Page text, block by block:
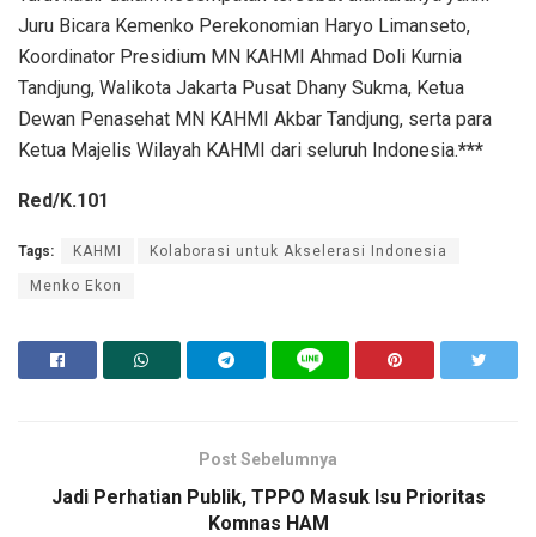
Juru Bicara Kemenko Perekonomian Haryo Limanseto,
Koordinator Presidium MN KAHMI Ahmad Doli Kurnia
Tandjung, Walikota Jakarta Pusat Dhany Sukma, Ketua
Dewan Penasehat MN KAHMI Akbar Tandjung, serta para
Ketua Majelis Wilayah KAHMI dari seluruh Indonesia.***
Red/K.101
Tags: KAHMI Kolaborasi untuk Akselerasi Indonesia
Menko Ekon
Post Sebelumnya
Jadi Perhatian Publik, TPPO Masuk Isu Prioritas
Komnas HAM